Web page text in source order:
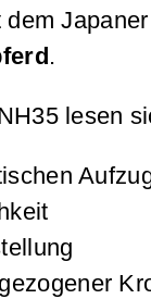
.
lesen